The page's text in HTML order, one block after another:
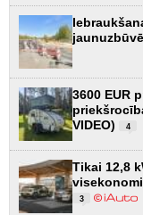
3600 EUR
VIDEO)
4
Tikai 12,8
3